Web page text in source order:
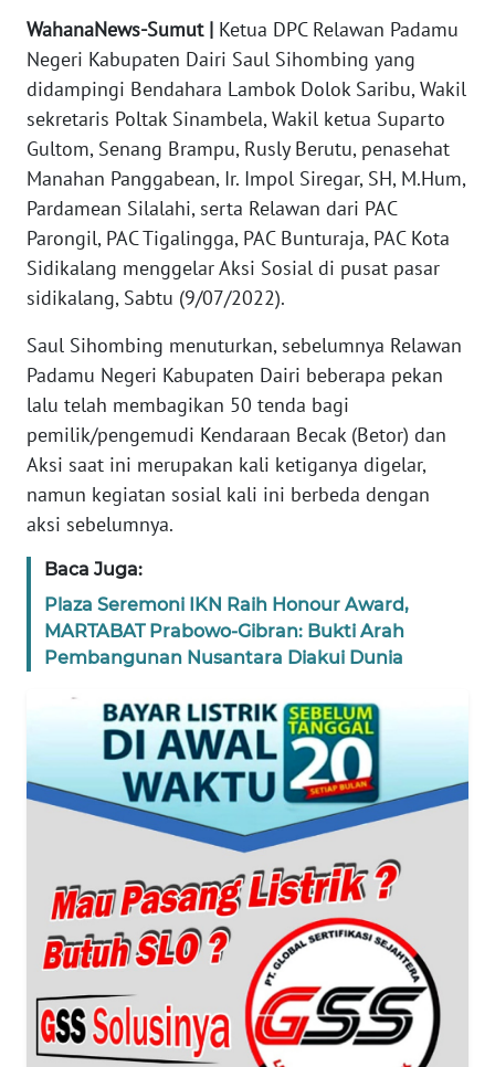
WahanaNews-Sumut | Ketua DPC Relawan Padamu
Negeri Kabupaten Dairi Saul Sihombing yang
didampingi Bendahara Lambok Dolok Saribu, Wakil
sekretaris Poltak Sinambela, Wakil ketua Suparto
Gultom, Senang Brampu, Rusly Berutu, penasehat
Manahan Panggabean, Ir. Impol Siregar, SH, M.Hum,
Pardamean Silalahi, serta Relawan dari PAC
Parongil, PAC Tigalingga, PAC Bunturaja, PAC Kota
Sidikalang menggelar Aksi Sosial di pusat pasar
sidikalang, Sabtu (9/07/2022).
Saul Sihombing menuturkan, sebelumnya Relawan
Padamu Negeri Kabupaten Dairi beberapa pekan
lalu telah membagikan 50 tenda bagi
pemilik/pengemudi Kendaraan Becak (Betor) dan
Aksi saat ini merupakan kali ketiganya digelar,
namun kegiatan sosial kali ini berbeda dengan
aksi sebelumnya.
Baca Juga:
Plaza Seremoni IKN Raih Honour Award,
MARTABAT Prabowo-Gibran: Bukti Arah
Pembangunan Nusantara Diakui Dunia
INFO
IKLAN
TENTANG
KAMI
PEDOMAN
SIBER
REDAKSI
KARIR
DISCLAIMER
News
Regional
WN
SUMUT
WN
WN
NTT
KEPRI